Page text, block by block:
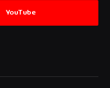
YouTube